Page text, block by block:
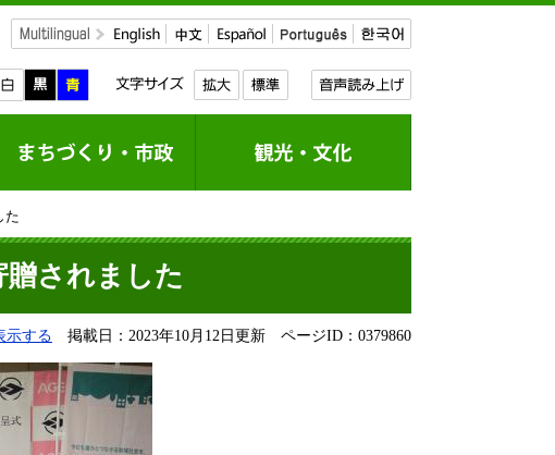
た
贈されました
示する 掲載日：2023年10月12日更新 ページID：0379860